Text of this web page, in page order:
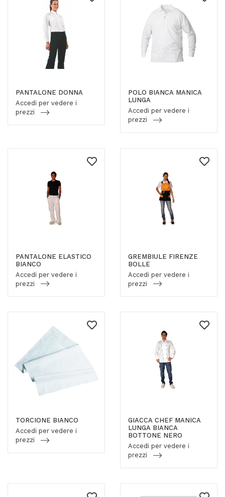
PANTALONE DONNA
Accedi per vedere i
prezzi
POLO BIANCA MANICA
LUNGA
Accedi per vedere i
prezzi
PANTALONE ELASTICO
BIANCO
Accedi per vedere i
prezzi
GREMBIULE FIRENZE
BOLLE
Accedi per vedere i
prezzi
TORCIONE BIANCO
Accedi per vedere i
prezzi
GIACCA CHEF MANICA
LUNGA BIANCA
BOTTONE NERO
Accedi per vedere i
prezzi